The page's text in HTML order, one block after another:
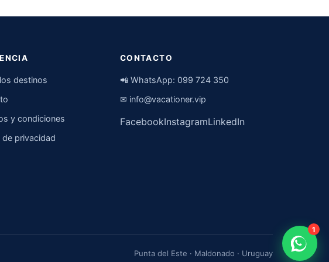
destinos
y condiciones
de privacidad
CONTACTO
📲 WhatsApp: 099 724 350
✉ info@vacationer.vip
FacebookInstagramLinkedIn
Punta del Este · Maldonado · Uruguay
1